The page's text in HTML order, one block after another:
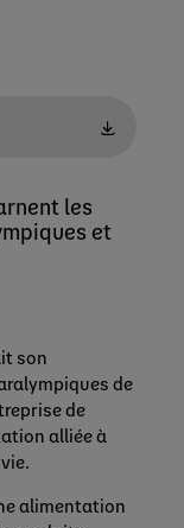
les
et
son
de
de
alliée à
alimentation